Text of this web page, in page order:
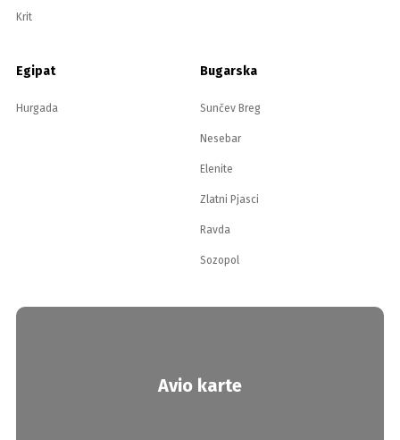
Krit
Egipat
Hurgada
Bugarska
Sunčev Breg
Nesebar
Elenite
Zlatni Pjasci
Ravda
Sozopol
Avio karte